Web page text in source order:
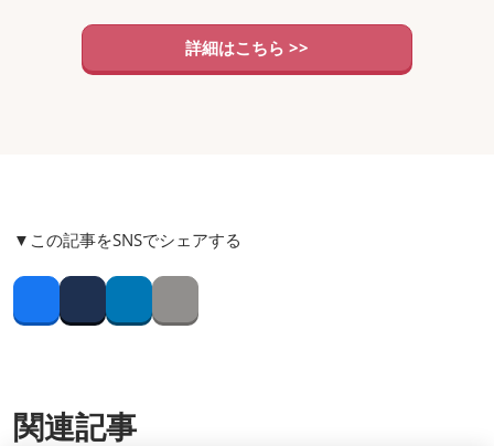
詳細はこちら >>
▼この記事をSNSでシェアする
FacebookTwitterLinkedInCopy link
関連記事